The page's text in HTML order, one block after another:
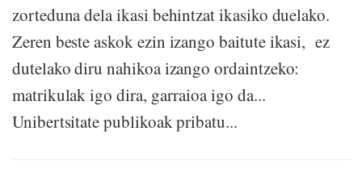
zorteduna dela ikasi behintzat ikasiko duelako.
Zeren beste askok ezin izango baitute ikasi, ez
dutelako diru nahikoa izango ordaintzeko:
matrikulak igo dira, garraioa igo da...
Unibertsitate publikoak pribatu...